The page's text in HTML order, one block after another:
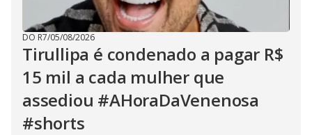
DO R7/05/08/2026
Tirullipa é condenado a pagar R$
15 mil a cada mulher que
assediou #AHoraDaVenenosa
#shorts